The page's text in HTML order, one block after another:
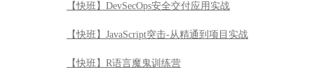
【快班】DevSecOps安全交付应用实战
【快班】JavaScript突击-从精通到项目实战
【快班】R语言魔鬼训练营